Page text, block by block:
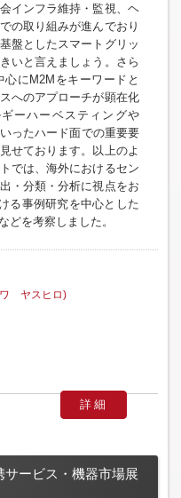
インフラ維持・監視、ヘ
の取り組みが進んでおり
盤としたスマートグリッ
いと言えましょう。さら
にM2Mをキーワードと
へのアプローチが顕在化
ーハーベスティングや
ったハード面での重要要
せております。以上のよ
では、海外におけるセン
・分類・分析に視点をお
る事例研究を中心とした
どを考察しました。
ヤスヒロ)
詳細
サービス・機器市場展